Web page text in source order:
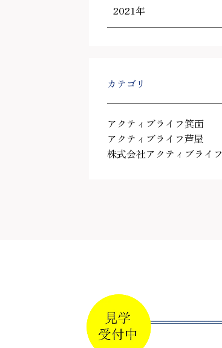
2021年
カテゴリ
アクティブライフ箕面
アクティブライフ芦屋
株式会社アクティブライフ